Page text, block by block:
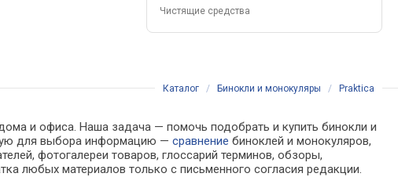
Чистящие средства
Каталог / Бинокли и монокуляры / Praktica
и офиса. Наша задача — помочь подобрать и купить бинокли и
для выбора информацию —сравнение биноклей и монокуляров,
фотогалереи товаров, глоссарий терминов, обзоры,
любых материалов только с письменного согласия редакции.